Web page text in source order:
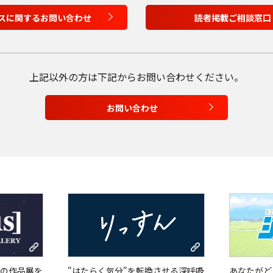
に関するお問い合わせ 読者掲載ご相談窓口
上記以外の方は下記からお問い合わせください。
お問い合わせ
作品展を "はたらく気分"を転換させる深呼吸 あなたが